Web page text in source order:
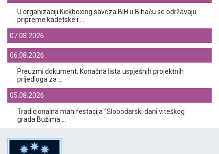
U organizaciji Kickboxing saveza BiH u Bihaću se održavaju
pripreme kadetske i ...
07.08.2026
06.08.2026
Preuzmi dokument: Konačna lista uspješnih projektnih
prijedloga za ...
05.08.2026
Tradicionalna manifestacija “Slobodarski dani viteškog
grada Bužima ...